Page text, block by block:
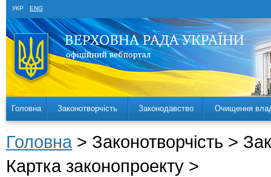
УКР ENG
Головна Законотворчість Законодавство Очищення
Головна > Законотворчість >
Картка законопроекту >